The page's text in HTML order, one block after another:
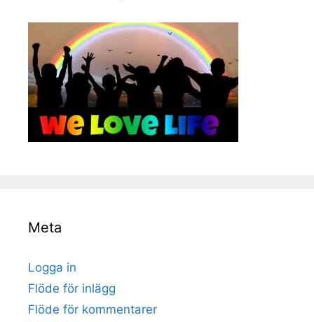
Meta
Logga in
Flöde för inlägg
Flöde för kommentarer